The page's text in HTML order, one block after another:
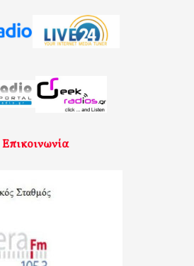
Επικοινωνία